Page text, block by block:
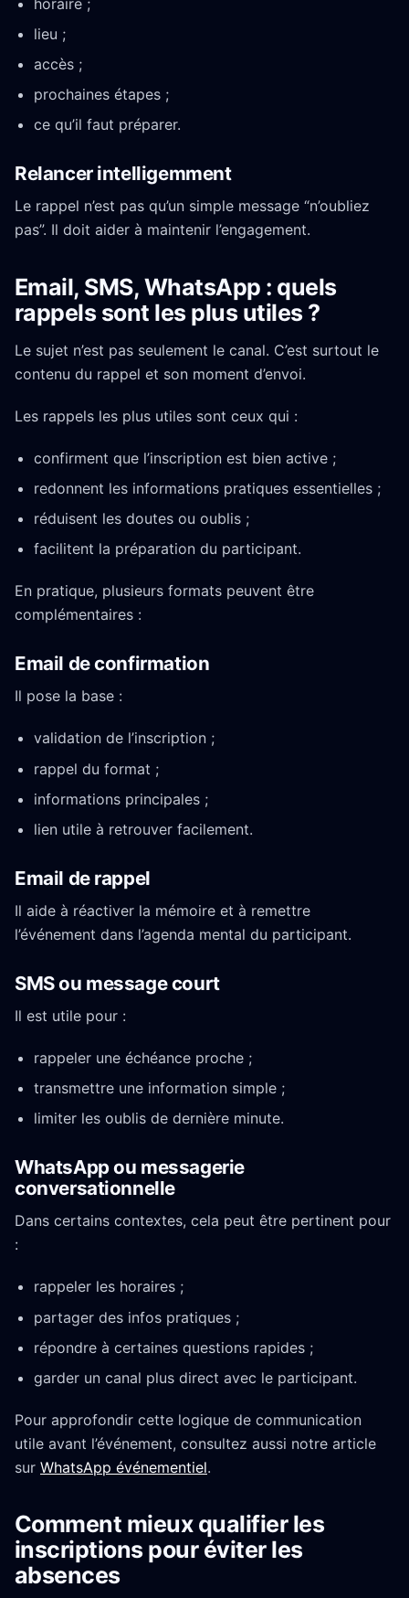
lieu ;
accès ;
prochaines étapes ;
ce qu’il faut préparer.
Relancer intelligemment
Le rappel n’est pas qu’un simple message “n’oubliez
pas”. Il doit aider à maintenir l’engagement.
Email, SMS, WhatsApp : quels
rappels sont les plus utiles ?
Le sujet n’est pas seulement le canal. C’est surtout le
contenu du rappel et son moment d’envoi.
Les rappels les plus utiles sont ceux qui :
confirment que l’inscription est bien active ;
redonnent les informations pratiques essentielles ;
réduisent les doutes ou oublis ;
facilitent la préparation du participant.
En pratique, plusieurs formats peuvent être
complémentaires :
Email de confirmation
Il pose la base :
validation de l’inscription ;
rappel du format ;
informations principales ;
lien utile à retrouver facilement.
Email de rappel
Il aide à réactiver la mémoire et à remettre
l’événement dans l’agenda mental du participant.
SMS ou message court
Il est utile pour :
rappeler une échéance proche ;
transmettre une information simple ;
limiter les oublis de dernière minute.
WhatsApp ou messagerie
conversationnelle
Dans certains contextes, cela peut être pertinent pour
:
rappeler les horaires ;
partager des infos pratiques ;
répondre à certaines questions rapides ;
garder un canal plus direct avec le participant.
Pour approfondir cette logique de communication
utile avant l’événement, consultez aussi notre article
sur WhatsApp événementiel.
Comment mieux qualifier les
inscriptions pour éviter les
absences